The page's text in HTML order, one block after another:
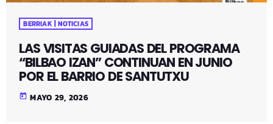
BERRIAK | NOTICIAS
LAS VISITAS GUIADAS DEL PROGRAMA
“BILBAO IZAN” CONTINUAN EN JUNIO
POR EL BARRIO DE SANTUTXU
today MAYO 29, 2026